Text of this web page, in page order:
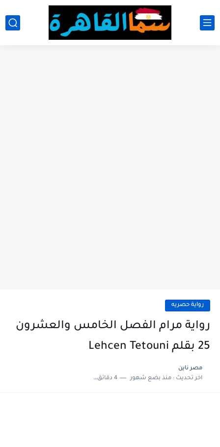
رواية حصريه
رواية مرام الفصل الخامس والعشرون
25 بقلم Lehcen Tetouni
مصر ناين
اخر تحديث :منذ بضع شهور 4 دقائق للقراءة